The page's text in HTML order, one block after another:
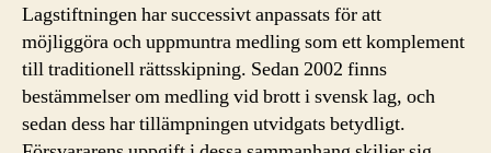
Lagstiftningen har successivt anpassats för att
möjliggöra och uppmuntra medling som ett komplement
till traditionell rättsskipning. Sedan 2002 finns
bestämmelser om medling vid brott i svensk lag, och
sedan dess har tillämpningen utvidgats betydligt.